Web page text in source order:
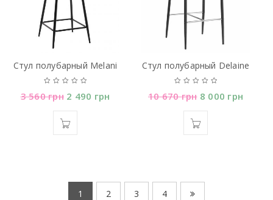
Стул полубарный Melani
3 560грн 2 490 грн
Стул полубарный Delaine
10 670грн 8 000 грн
1 2 3 4